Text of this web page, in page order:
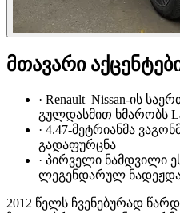
მთავარი
· Renault–Nissan-ის
გულდასმით ხმარობს
· 4.47-მეტრიანმა
გადაფურცნა
· პირველი ნამდვილი
ლეგენდარულ
2012 წელს ჩვენებურად